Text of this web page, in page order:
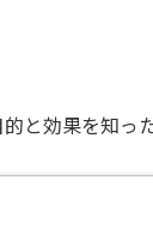
と効果を知っ